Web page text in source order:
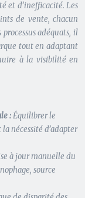
et d’inefficacité. Les
de vente, chacun
adéquats, il
tout en adaptant
à la visibilité en
:Équilibrer le
nécessité d’adapter
à jour manuelle du
source